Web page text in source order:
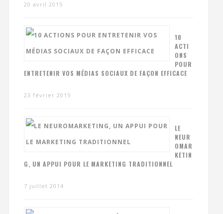
20 avril 2015
10
ACTI
ONS
POUR
ENTRETENIR VOS MÉDIAS SOCIAUX DE FAÇON EFFICACE
23 février 2015
LE
NEUR
OMAR
KETIN
G, UN APPUI POUR LE MARKETING TRADITIONNEL
7 juillet 2014